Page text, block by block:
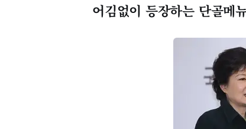
어김없이 등장하는 단골메